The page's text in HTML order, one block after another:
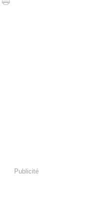
Publicité